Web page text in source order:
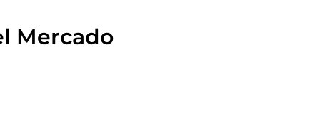
Mercado